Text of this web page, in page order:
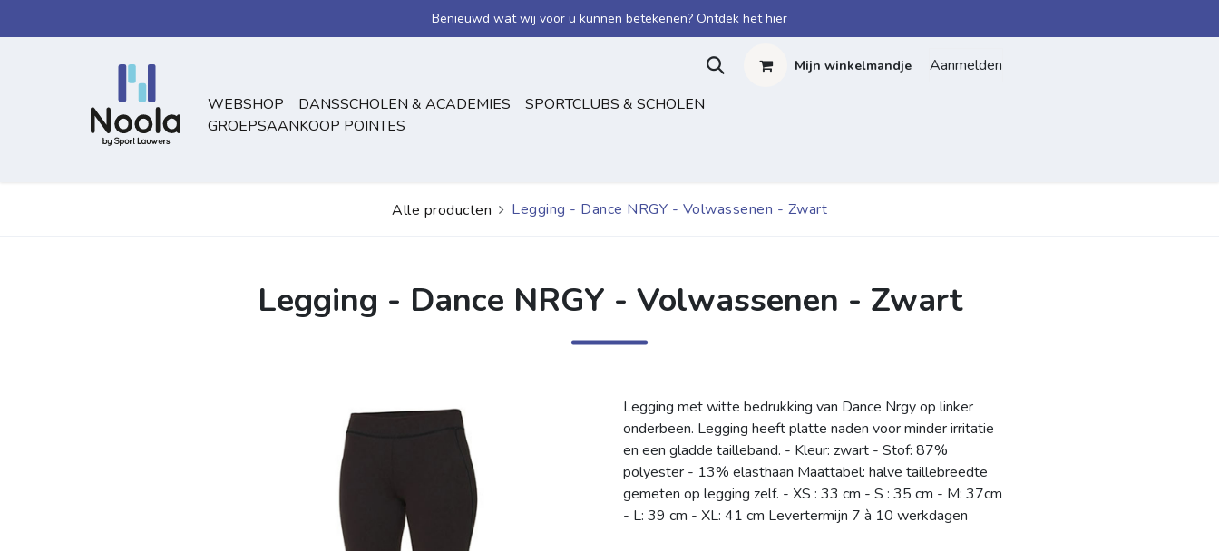
Benieuwd wat wij voor u kunnen betekenen? Ontdek het hier
Mijn winkelmandje
Aanmelden
WEBSHOP
DANSSCHOLEN & ACADEMIES
SPORTCLUBS & SCHOLEN
GROEPSAANKOOP POINTES
Alle producten Legging - Dance NRGY - Volwassenen - Zwart
Legging - Dance NRGY - Volwassenen - Zwart
Legging met witte bedrukking van Dance Nrgy op linker
onderbeen. Legging heeft platte naden voor minder irritatie
en een gladde tailleband. - Kleur: zwart - Stof: 87%
polyester - 13% elasthaan Maattabel: halve taillebreedte
gemeten op legging zelf. - XS : 33 cm - S : 35 cm - M: 37cm
- L: 39 cm - XL: 41 cm Levertermijn 7 à 10 werkdagen